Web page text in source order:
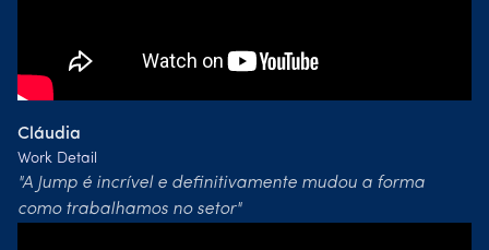
Cláudia
Work Detail
"A Jump é incrível e definitivamente mudou a forma
como trabalhamos no setor"